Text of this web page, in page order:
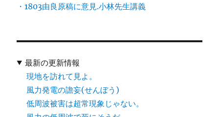
・1803由良原稿に意見.小林先生講義
最新の更新情報
現地を訪れて見よ。
風力発電の譫妄(せんぼう)
低周波被害は超常現象じゃない。